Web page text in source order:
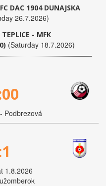
DAC 1904 DUNAJSKA
26.7.2026)
- MFK
(Saturday 18.7.2026)
Podbrezová
1.8.2026